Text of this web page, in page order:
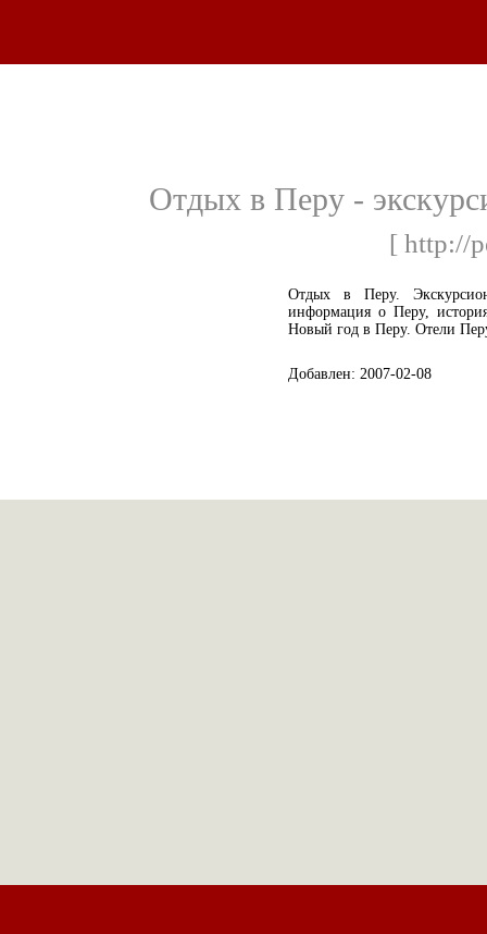
Отдых в Перу -
[ http://
Отдых в Перу.
информация о Перу,
Новый год в Перу. Отели
Добавлен: 2007-02-08